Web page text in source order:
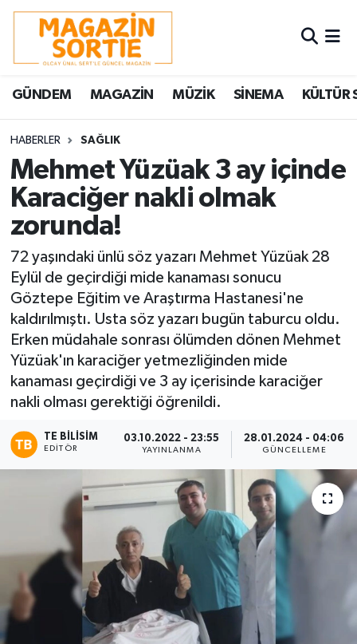
GÜNDEM MAGAZİN MÜZİK SİNEMA KÜLTÜR
HABERLER SAĞLIK
Mehmet Yüzüak 3 ay içinde
Karaciğer nakli olmak
zorunda!
72 yaşındaki ünlü söz yazarı Mehmet Yüzüak 28
Eylül de geçirdiği mide kanaması sonucu
Göztepe Eğitim ve Araştırma Hastanesi'ne
kaldırılmıştı. Usta söz yazarı bugün taburcu oldu.
Erken müdahale sonrası ölümden dönen Mehmet
Yüzüak'ın karaciğer yetmezliğinden mide
kanaması geçirdiği ve 3 ay içerisinde karaciğer
nakli olması gerektiği öğrenildi.
TE BILISIM
EDITÖR
03.10.2022 - 23:55
YAYINLANMA
28.01.2024 - 04:06
GÜNCELLEME
Nöbetçi Eczaneler
Hava Durumu
Trafik Durumu
Süper Lig Puan Durumu ve Fikstür
Tüm Manşetler
Son Dakika Haberleri
Haber Arşivi